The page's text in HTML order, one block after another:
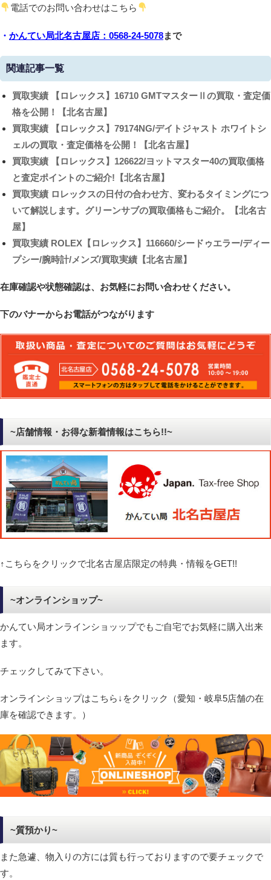
電話でのお問い合わせはこちら
・ かんてい局北名古屋店：0568-24-5078まで
関連記事一覧
買取実績 【ロレックス】16710 GMTマスターⅡの買取・査定価
格を公開！【北名古屋】
買取実績 【ロレックス】79174NG/デイトジャスト ホワイトシ
ェルの買取・査定価格を公開！【北名古屋】
買取実績 【ロレックス】126622/ヨットマスター40の買取価格
と査定ポイントのご紹介!【北名古屋】
買取実績 ロレックスの日付の合わせ方、変わるタイミングにつ
いて解説します。グリーンサブの買取価格もご紹介。【北名古
屋】
買取実績 ROLEX【ロレックス】116660/シードゥエラー/ディー
プシー/腕時計/メンズ/買取実績【北名古屋】
在庫確認や状態確認は、お気軽にお問い合わせください。
下のバナーからお電話がつながります
~店舗情報・お得な新着情報はこちら!!~
↑こちらをクリックで北名古屋店限定の特典・情報をGET!!
~オンラインショップ~
かんてい局オンラインショッップでもご自宅でお気軽に購入出来
ます。
チェックしてみて下さい。
オンラインショップはこちら↓をクリック（愛知・岐阜5店舗の在
庫を確認できます。）
~質預かり~
また急遽、物入りの方には質も行っておりますので要チェックで
す。